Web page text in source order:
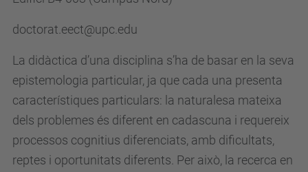
doctorat.eect@upc.edu
La didàctica d’una disciplina s’ha de basar en la seva
epistemologia particular, ja que cada una presenta
característiques particulars: la naturalesa mateixa
dels problemes és diferent en cadascuna i requereix
processos cognitius diferenciats, amb dificultats,
reptes i oportunitats diferents. Per això, la recerca en